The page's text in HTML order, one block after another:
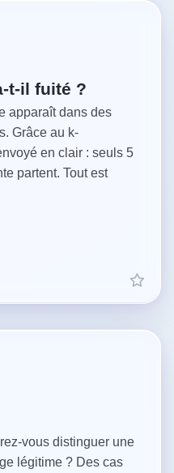
t-il fuité ?
apparaît dans des
Grâce au k-
en clair : seuls 5
partent. Tout est
vous distinguer une
légitime ? Des cas